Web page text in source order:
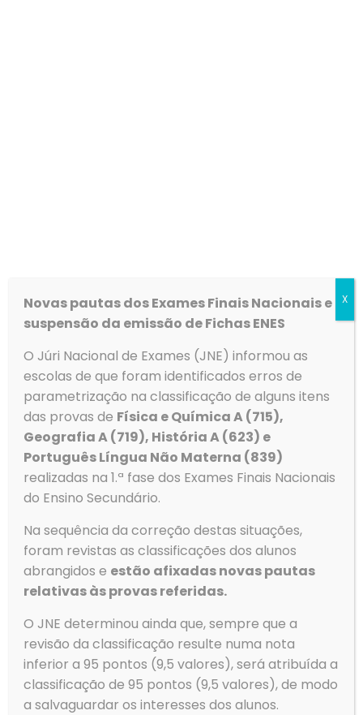
Contactos
Morada
Agrupamento de Escolas de Ovar
Rua Dom Dinis
3880-307 Ovar
Telefone
Tlf: 256 581 000
Fax: 256 586 411
Novas pautas dos Exames Finais Nacionais e
suspensão da emissão de Fichas ENES
O Júri Nacional de Exames (JNE) informou as
escolas de que foram identificados erros de
parametrização na classificação de alguns itens
das provas de Física e Química A (715),
Geografia A (719), História A (623) e
Português Língua Não Materna (839)
realizadas na 1.ª fase dos Exames Finais Nacionais
do Ensino Secundário.
Na sequência da correção destas situações,
foram revistas as classificações dos alunos
abrangidos e estão afixadas novas pautas
relativas às provas referidas.
O JNE determinou ainda que, sempre que a
revisão da classificação resulte numa nota
inferior a 95 pontos (9,5 valores), será atribuída a
classificação de 95 pontos (9,5 valores), de modo
a salvaguardar os interesses dos alunos.
X